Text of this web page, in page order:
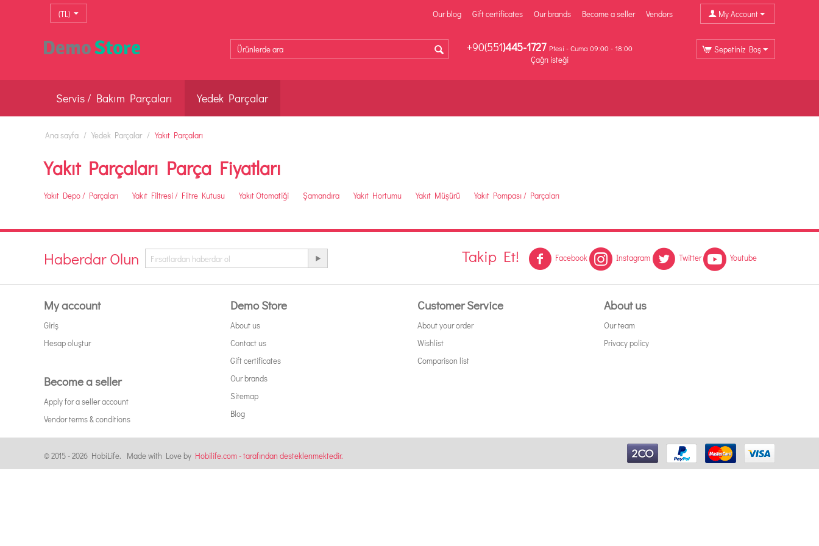
(TL) Our blog Gift certificates Our brands Become a seller Vendors My Account
+90(551)445-1727 P.tesi - Cuma 09:00 - 18:00
Çağrı isteği
Sepetiniz Boş
Servis / Bakım Parçaları Yedek Parçalar
Ana sayfa / Yedek Parçalar / Yakıt Parçaları
Yakıt Parçaları Parça Fiyatları
Yakıt Depo / Parçaları Yakıt Filtresi / Filtre Kutusu Yakıt Otomatiği Şamandıra Yakıt Hortumu Yakıt Müşürü Yakıt Pompası / Parçaları
Haberdar Olun Takip Et! Facebook Instagram Twitter Youtube
My account
Giriş
Hesap oluştur
Become a seller
Apply for a seller account
Vendor terms & conditions
Demo Store
About us
Contact us
Gift certificates
Our brands
Sitemap
Blog
Customer Service
About your order
Wishlist
Comparison list
About us
Our team
Privacy policy
© 2015 - 2026 HobiLife. Made with Love by Hobilife.com - tarafından desteklenmektedir.